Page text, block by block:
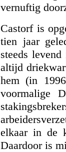
vernuftig
Castorf is
tien jaar
steeds
altijd
hem (in
voormalige
elkaar in de
Daardoor is